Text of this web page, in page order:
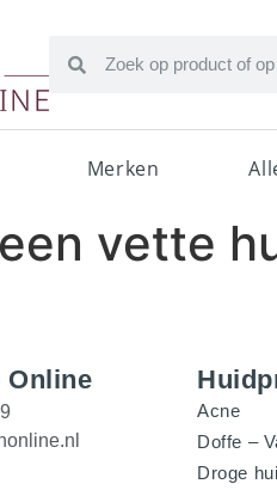
Merken
vette
Online
Acne
Doffe –
Droge